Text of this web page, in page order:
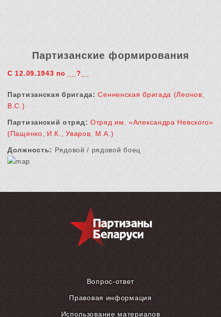
Партизанские формирования
С 12.09.1943 по __?__
Партизанская бригада: Сенненская бригада (Леонов,
В.С.)
Партизанский отряд: Отряд им. «Александра Невского»
(Пащенко, И.К., Уваров, М.А.)
Должность: Рядовой / рядовой боец
Вопрос-ответ
Правовая информация
Использование материалов